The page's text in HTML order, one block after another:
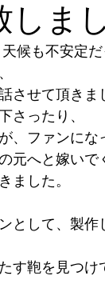
まし
候も不安定だ
させて頂きま
さったり、
ファンにな
元へと嫁いで
ました。
として、製作
す鞄を見つけ